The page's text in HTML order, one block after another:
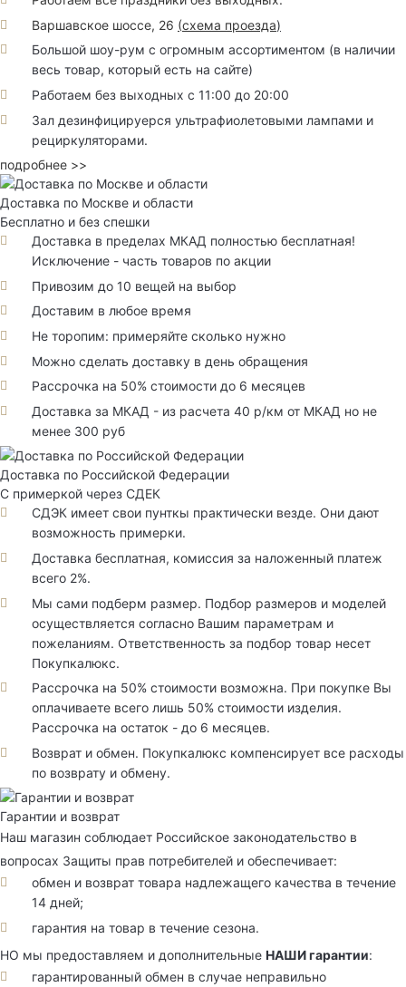
Варшавское шоссе, 26 (схема проезда)
Большой шоу-рум с огромным ассортиментом (в наличии
весь товар, который есть на сайте)
Работаем без выходных с 11:00 до 20:00
Зал дезинфицируерся ультрафиолетовыми лампами и
рециркуляторами.
подробнее >>
Доставка по Москве и области
Бесплатно и без спешки
Доставка в пределах МКАД полностью бесплатная!
Исключение - часть товаров по акции
Привозим до 10 вещей на выбор
Доставим в любое время
Не торопим: примеряйте сколько нужно
Можно сделать доставку в день обращения
Рассрочка на 50% стоимости до 6 месяцев
Доставка за МКАД - из расчета 40 р/км от МКАД но не
менее 300 руб
Доставка по Российской Федерации
С примеркой через СДЕК
СДЭК имеет свои пунткы практически везде. Они дают
возможность примерки.
Доставка бесплатная, комиссия за наложенный платеж
всего 2%.
Мы сами подберм размер. Подбор размеров и моделей
осуществляется согласно Вашим параметрам и
пожеланиям. Ответственность за подбор товар несет
Покупкалюкс.
Рассрочка на 50% стоимости возможна. При покупке Вы
оплачиваете всего лишь 50% стоимости изделия.
Рассрочка на остаток - до 6 месяцев.
Возврат и обмен. Покупкалюкс компенсирует все расходы
по возврату и обмену.
Гарантии и возврат
Наш магазин соблюдает Российское законодательство в
вопросах Защиты прав потребителей и обеспечивает:
обмен и возврат товара надлежащего качества в течение
14 дней;
гарантия на товар в течение сезона.
НО мы предоставляем и дополнительные НАШИ гарантии:
гарантированный обмен в случае неправильно